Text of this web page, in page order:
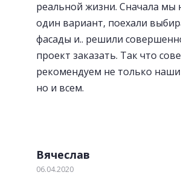
реальной жизни. Сначала мы
один вариант, поехали
фасады и.. решили
проект заказать. Так что
рекомендуем не только
но и всем.
Вячеслав
06.04.2020